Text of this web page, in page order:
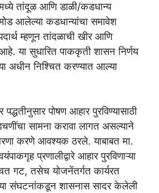
तांदूळ आणि डाळी/कडधान्य
मोड आलेल्या कडधान्यांचा समावेश
म्हणून तांदळाची खीर आणि
या सुधारित पाककृती शासन निर्णय
अधीन निश्चित करण्यात आल्या
पोषण आहार पुरविण्यासाठी
सामना करावा लागत असल्याने
करणे आवश्यक ठरले. याबाबत मा.
प्रणालीद्वारे आहार पुरविणाऱ्या
गट, तसेच योजनेंतर्गत कार्यरत
संघटनांकडून शासनास सादर केलेली